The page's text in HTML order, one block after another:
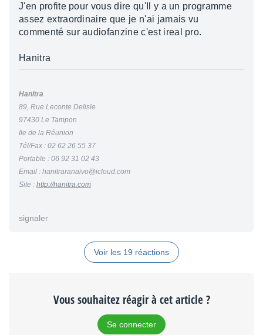
J'en profite pour vous dire qu'Il y a un programme
assez extraordinaire que je n'ai jamais vu
commenté sur audiofanzine c'est ireal pro.
Hanitra
Hanitra
89, Rue Leconte Delisle
97430 Le Tampon
Ile de la Réunion
Tél/Fax : 02 62 26 55 37
Portable : 06 92 31 02 43
Email : hanitraranaivo@icloud.com
Site : http://hanitra.com
signaler
Voir les 19 réactions
Vous souhaitez réagir à cet article ?
Se connecter